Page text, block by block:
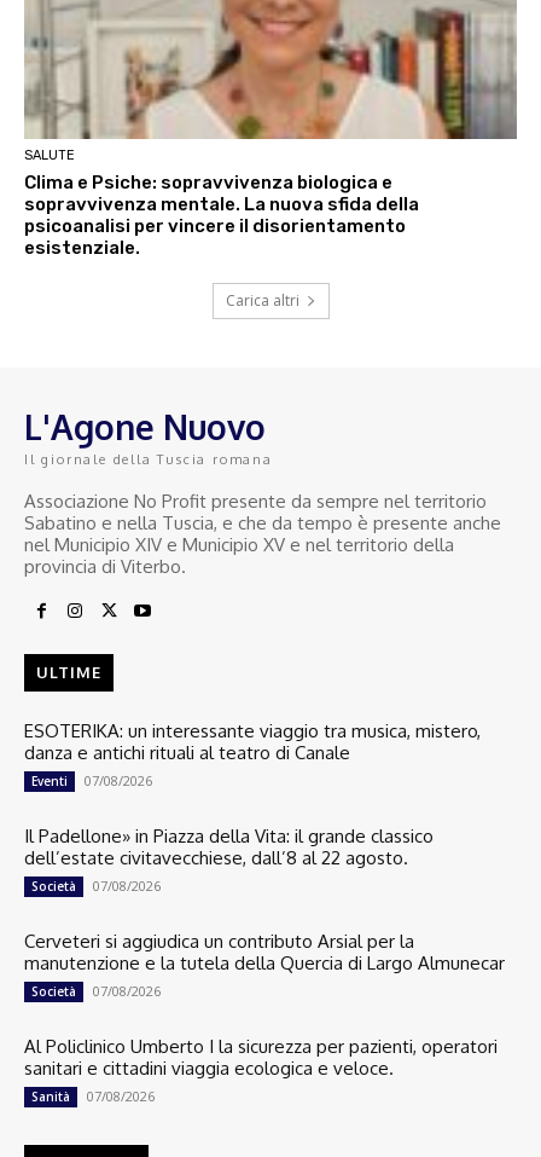
SALUTE
Clima e Psiche: sopravvivenza biologica e
sopravvivenza mentale. La nuova sfida della
psicoanalisi per vincere il disorientamento
esistenziale.
Carica altri
L'Agone Nuovo
Il giornale della Tuscia romana
Associazione No Profit presente da sempre nel territorio
Sabatino e nella Tuscia, e che da tempo è presente anche
nel Municipio XIV e Municipio XV e nel territorio della
provincia di Viterbo.
ULTIME
ESOTERIKA: un interessante viaggio tra musica, mistero,
danza e antichi rituali al teatro di Canale
Eventi 07/08/2026
Il Padellone» in Piazza della Vita: il grande classico
dell’estate civitavecchiese, dall’8 al 22 agosto.
Società 07/08/2026
Cerveteri si aggiudica un contributo Arsial per la
manutenzione e la tutela della Quercia di Largo Almunecar
Società 07/08/2026
Al Policlinico Umberto I la sicurezza per pazienti, operatori
sanitari e cittadini viaggia ecologica e veloce.
Sanità 07/08/2026